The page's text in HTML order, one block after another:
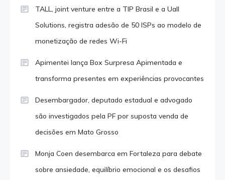
TALL, joint venture entre a TIP Brasil e a Uall
Solutions, registra adesão de 50 ISPs ao modelo de
monetização de redes Wi-Fi
Apimentei lança Box Surpresa Apimentada e
transforma presentes em experiências provocantes
Desembargador, deputado estadual e advogado
são investigados pela PF por suposta venda de
decisões em Mato Grosso
Monja Coen desembarca em Fortaleza para debate
sobre ansiedade, equilíbrio emocional e os desafios